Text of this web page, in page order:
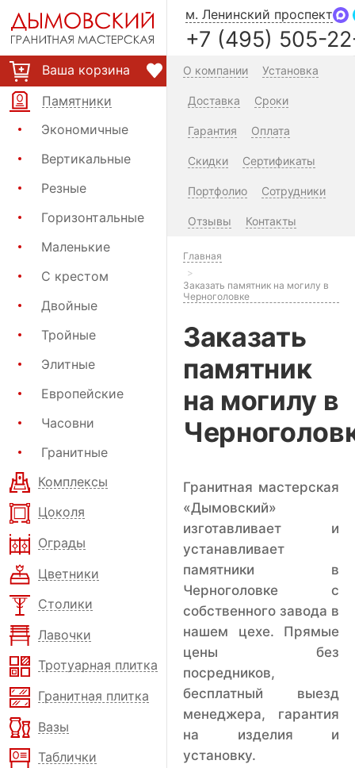
Ваша корзина
Памятники
Экономичные
Вертикальные
Резные
Горизонтальные
Маленькие
С крестом
Двойные
Тройные
Элитные
Европейские
Часовни
Гранитные
Комплексы
Цоколя
Ограды
Цветники
Столики
Лавочки
Тротуарная плитка
Гранитная плитка
Вазы
Таблички
м. Ленинский проспект
+7 (495) 505-
О компании Установка
Доставка Сроки
Гарантия Оплата
Скидки Сертификаты
Портфолио Сотрудники
Отзывы Контакты
Главная
Заказать памятник на могилу в
Черноголовке
Заказать
памятник
на могилу в
Гранитная мастерская
«Дымовский»
изготавливает и
устанавливает
памятники в
Черноголовке с
собственного завода в
нашем цехе. Прямые
цены без
посредников,
бесплатный выезд
менеджера, гарантия
на изделия и
установку.